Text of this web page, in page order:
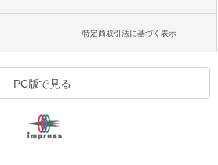
特定商取引法に基づく表示
PC版で見る